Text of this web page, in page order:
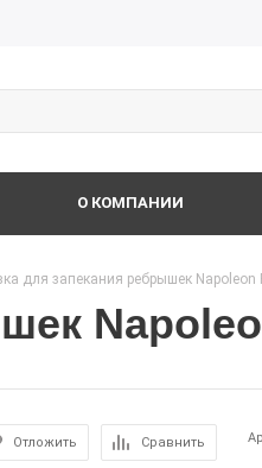
О КОМПАНИИ
для запекания ребрышек Napoleon
Отложить Сравнить